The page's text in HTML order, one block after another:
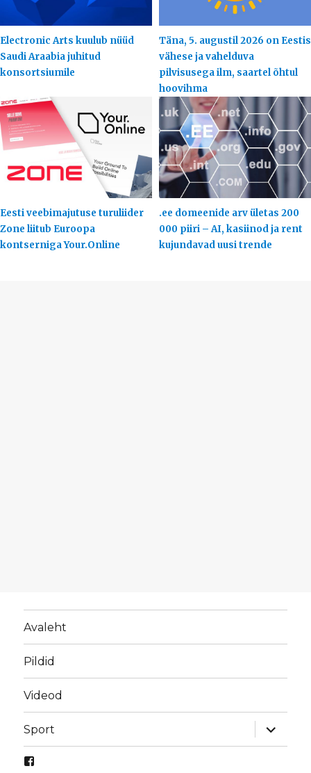
Electronic Arts kuulub nüüd
Saudi Araabia juhitud
konsortsiumile
Täna, 5. augustil 2026 on Eestis
vähese ja vahelduva
pilvisusega ilm, saartel õhtul
hoovihma
Eesti veebimajutuse turuliider
Zone liitub Euroopa
kontserniga Your.Online
.ee domeenide arv ületas 200
000 piiri – AI, kasiinod ja rent
kujundavad uusi trende
Avaleht
Pildid
Videod
Sport
laienda